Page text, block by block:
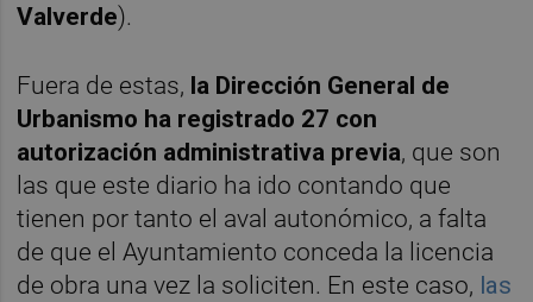
Valverde).
Fuera de estas, la Dirección General de
Urbanismo ha registrado 27 con
autorización administrativa previa, que son
las que este diario ha ido contando que
tienen por tanto el aval autonómico, a falta
de que el Ayuntamiento conceda la licencia
de obra una vez la soliciten. En este caso, las